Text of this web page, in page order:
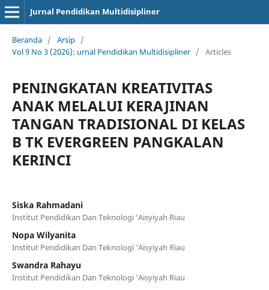
Jurnal Pendidikan Multidisipliner
Beranda / Arsip /
Vol 9 No 3 (2026): urnal Pendidikan Multidisipliner / Articles
PENINGKATAN KREATIVITAS
ANAK MELALUI KERAJINAN
TANGAN TRADISIONAL DI KELAS
B TK EVERGREEN PANGKALAN
KERINCI
Siska Rahmadani
Institut Pendidikan Dan Teknologi ‘Aisyiyah Riau
Nopa Wilyanita
Institut Pendidikan Dan Teknologi ‘Aisyiyah Riau
Swandra Rahayu
Institut Pendidikan Dan Teknologi ‘Aisyiyah Riau